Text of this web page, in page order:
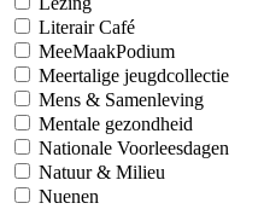
Literair Café
MeeMaakPodium
Meertalige jeugdcollectie
Mens & Samenleving
Mentale gezondheid
Nationale Voorleesdagen
Natuur & Milieu
Nuenen